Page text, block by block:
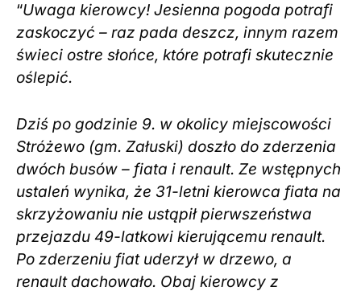
“Uwaga kierowcy! Jesienna pogoda potrafi
zaskoczyć – raz pada deszcz, innym razem
świeci ostre słońce, które potrafi skutecznie
oślepić.
Dziś po godzinie 9. w okolicy miejscowości
Stróżewo (gm. Załuski) doszło do zderzenia
dwóch busów – fiata i renault. Ze wstępnych
ustaleń wynika, że 31-letni kierowca fiata na
skrzyżowaniu nie ustąpił pierwszeństwa
przejazdu 49-latkowi kierującemu renault.
Po zderzeniu fiat uderzył w drzewo, a
renault dachowało. Obaj kierowcy z